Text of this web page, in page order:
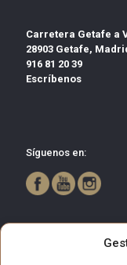
Carretera Getafe a
28903 Getafe,
916 81 20 39
Escríbenos
Síguenos en: